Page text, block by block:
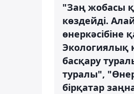
"Заң жобасы
көздейді.
өнеркәсібіне
Экологиялық
басқару
туралы",
бірқатар